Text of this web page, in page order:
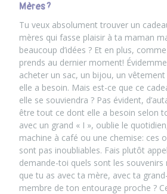
Mères ?
Tu veux absolument trouver un
mères qui fasse plaisir à ta maman
beaucoup d’idées ? Et en plus,
prends au dernier moment!
acheter un sac, un bijou, un
elle a besoin. Mais est-ce que ce
elle se souviendra ? Pas évident,
être tout ce dont elle a besoin selon
avec un grand « I », oublie le
machine à café ou une chemise: ces
sont pas inoubliables. Fais plutôt
demande-toi quels sont les
que tu as avec ta mère, avec ta
membre de ton entourage proche ?